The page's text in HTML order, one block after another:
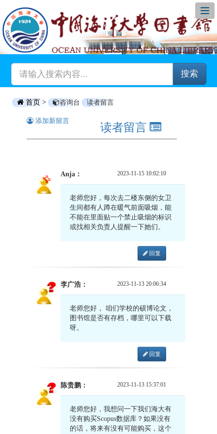
搜索
首页 > 咨询台 读者留言
读者留言
添加新留言
2023-11-15 10:02:10
Anja：
老师您好，每次去二楼东侧的女卫
生间都有人蹲在暖气前面吸烟，能
不能在里面贴一个禁止吸烟的标识
或找相关负责人提醒一下她们。
回复
2023-11-13 20:06:34
李广浩：
老师您好， 咱们学校的硕博论文，
图书馆是否有存档，哪里可以下载
呀。
回复
2023-11-13 15:37:01
陈贵鹏：
老师您好，我想问一下我们海大有
没有购买Scopus数据库？如果没有
的话，将来有没有可能购买，这个